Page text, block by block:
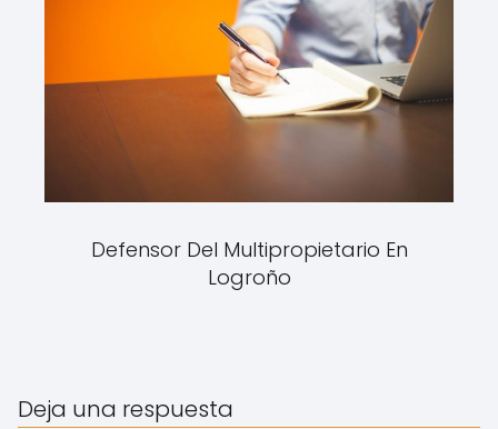
Defensor Del Multipropietario En
Logroño
Deja una respuesta